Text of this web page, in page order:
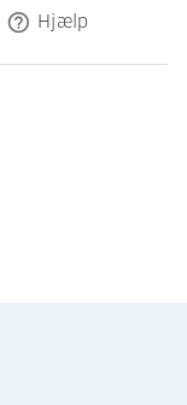
help_outline Hjælp